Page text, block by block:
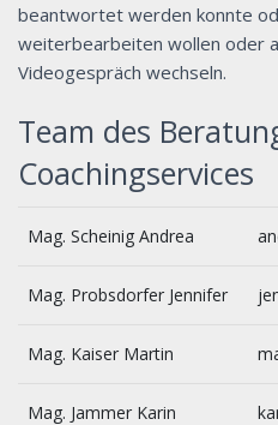
beantwortet werden konnte
weiterbearbeiten wollen oder
Videogespräch wechseln.
Team des
Coachingservices
Mag. Scheinig Andrea
Mag. Probsdorfer Jennifer
Mag. Kaiser Martin
Mag. Jammer Karin